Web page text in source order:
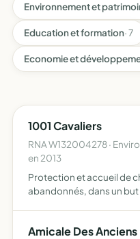
Environnement et
Education et formation· 7
Economie et
1001 Cavaliers
RNA W132004278 ·
en 2013
Protection et accueil de
abandonnés, dans un
ne…
Amicale Des